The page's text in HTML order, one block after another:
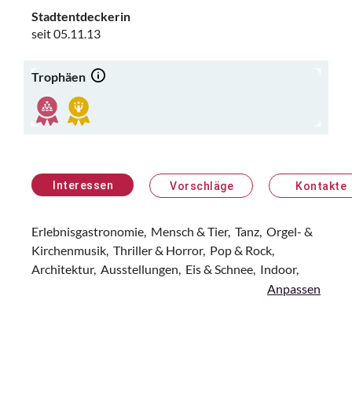
Stadtentdeckerin
seit 05.11.13
Trophäen
Interessen Vorschläge Kontakte
Erlebnisgastronomie, Mensch & Tier, Tanz, Orgel- &
Kirchenmusik, Thriller & Horror, Pop & Rock,
Architektur, Ausstellungen, Eis & Schnee, Indoor,
Anpassen